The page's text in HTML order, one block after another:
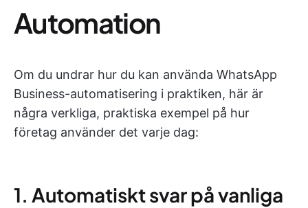
Automation
Om du undrar hur du kan använda WhatsApp
Business-automatisering i praktiken, här är
några verkliga, praktiska exempel på hur
företag använder det varje dag:
1. Automatiskt svar på vanliga